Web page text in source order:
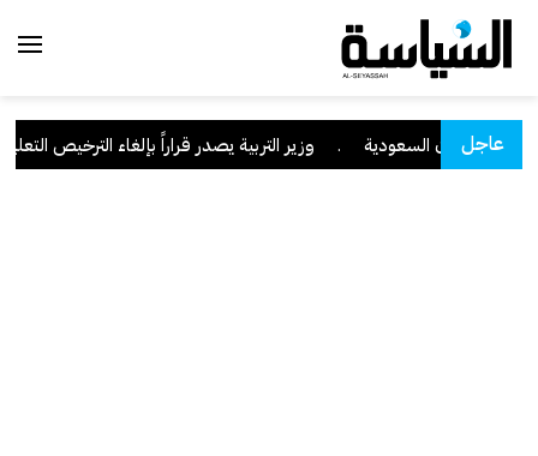
عاجل
نجران السعودية وزير التربية يصدر قراراً بإلغاء الترخيص